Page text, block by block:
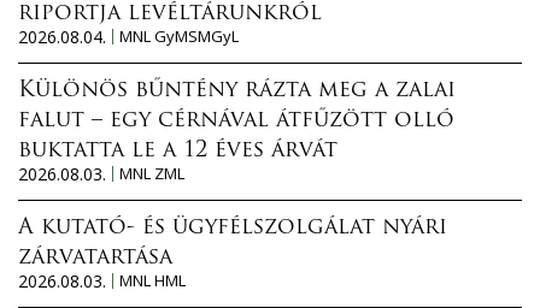
riportja levéltárunkról
2026.08.04.
MNL GyMSMGyL
Különös bűntény rázta meg a zalai
falut – egy cérnával átfűzött olló
buktatta le a 12 éves árvát
2026.08.03.
MNL ZML
A kutató- és ügyfélszolgálat nyári
zárvatartása
2026.08.03.
MNL HML